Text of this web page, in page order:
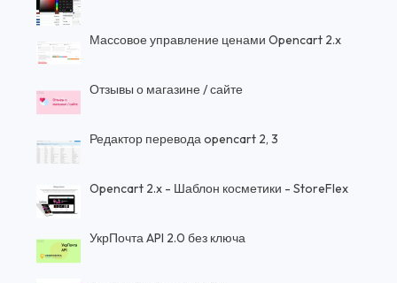
Массовое управление ценами Opencart 2.x
Отзывы о магазине / сайте
Редактор перевода opencart 2, 3
Opencart 2.x - Шаблон косметики - StoreFlex
УкрПочта API 2.0 без ключа